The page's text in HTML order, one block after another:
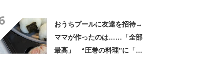
おうちプールに友達を招待→
ママが作ったのは……「全部
最高」 “圧巻の料理”に「う